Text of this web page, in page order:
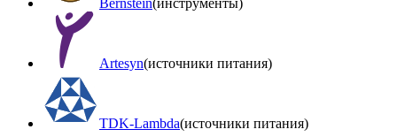
Artesyn(источники питания)
TDK-Lambda(источники питания)